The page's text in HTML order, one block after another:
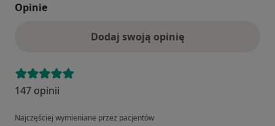
Opinie
Dodaj swoją opinię
147 opinii
Najczęściej wymieniane przez pacjentów